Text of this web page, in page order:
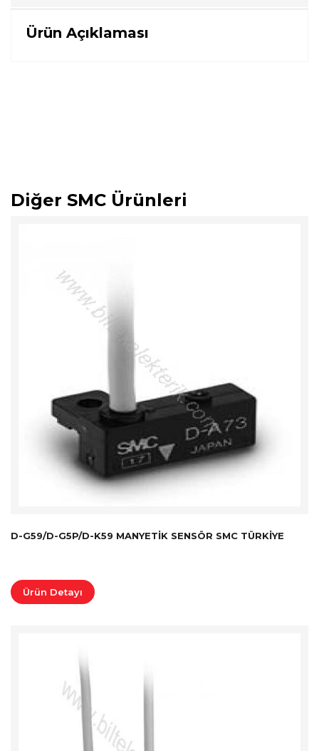
Ürün Açıklaması
Diğer SMC Ürünleri
D-G59/D-G5P/D-K59 MANYETIK SENSÖR SMC TÜRKİYE
Ürün Detayı